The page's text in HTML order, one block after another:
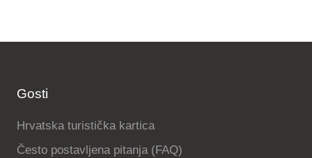
Gosti
Hrvatska turistička kartica
Često postavljena pitanja (FAQ)